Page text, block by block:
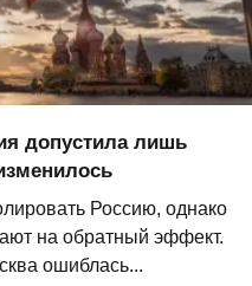
допустила лишь
Россию, однако
на обратный эффект.
ошиблась...